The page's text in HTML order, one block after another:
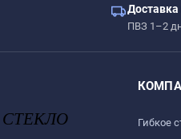
Доставка
ПВЗ 1–2
Гибкое